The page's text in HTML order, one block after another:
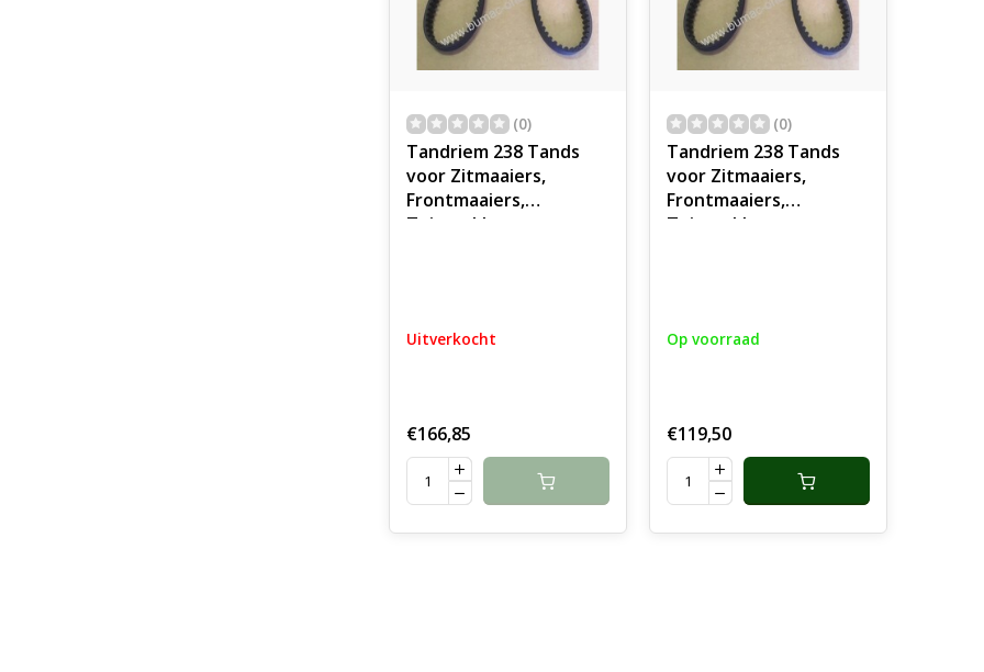
(0)
Tandriem 238 Tands
voor Zitmaaiers,
Frontmaaiers,
Tuintrekkers,
Uitverkocht
€166,85
(0)
Tandriem 238 Tands
voor Zitmaaiers,
Frontmaaiers,
Tuintrekkers,
Op voorraad
€119,50